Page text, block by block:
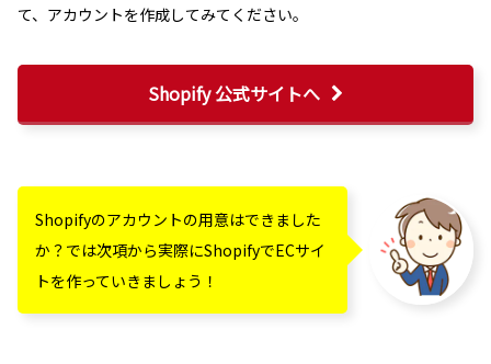
て、アカウントを作成してみてください。
Shopify 公式サイトへ
Shopifyのアカウントの用意はできました
か？では次項から実際にShopifyでECサイ
トを作っていきましょう！